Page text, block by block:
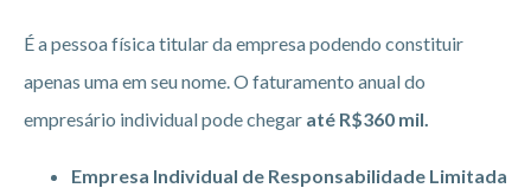
É a pessoa física titular da empresa podendo constituir
apenas uma em seu nome. O faturamento anual do
empresário individual pode chegar até R$360 mil.
Empresa Individual de Responsabilidade Limitada